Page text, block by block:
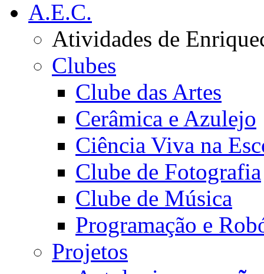
A.E.C.
Atividades de
Clubes
Clube das Artes
Cerâmica e Azulejo
Ciência Viva na
Clube de Fotografia
Clube de Música
Programação e
Projetos